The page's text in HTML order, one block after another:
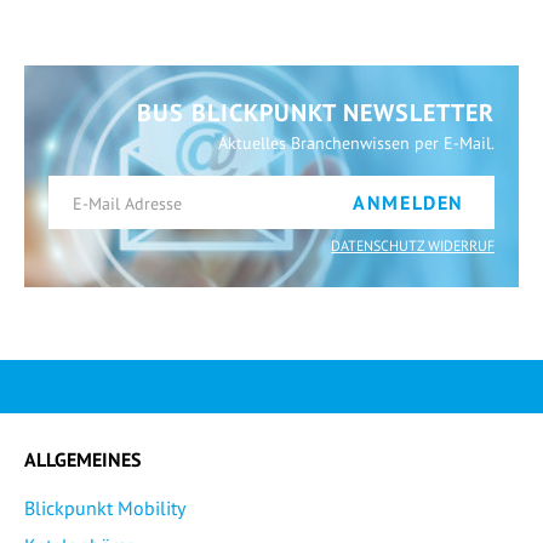
BUS BLICKPUNKT NEWSLETTER
Aktuelles Branchenwissen per E-Mail.
ANMELDEN
DATENSCHUTZ WIDERRUF
ALLGEMEINES
Blickpunkt Mobility